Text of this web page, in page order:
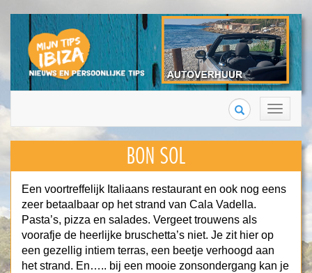
Toggle
navigation
Search
BON SOL
Een voortreffelijk Italiaans restaurant en ook nog eens
zeer betaalbaar op het strand van Cala Vadella.
Pasta’s, pizza en salades. Vergeet trouwens als
voorafje de heerlijke bruschetta’s niet. Je zit hier op
een gezellig intiem terras, een beetje verhoogd aan
het strand. En….. bij een mooie zonsondergang kan je